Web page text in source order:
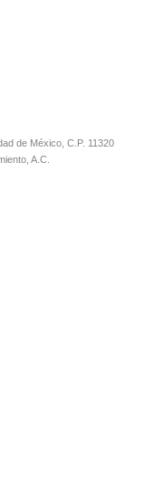
de México, C.P. 11320
A.C.